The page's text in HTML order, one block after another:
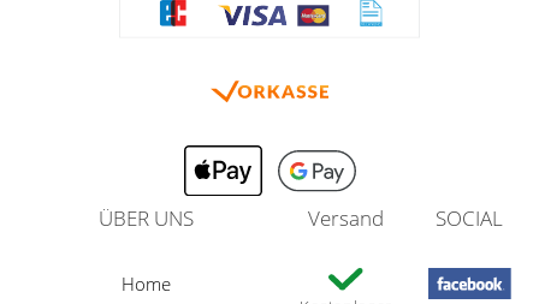
ÜBER UNS
Home
Versand SOCIAL